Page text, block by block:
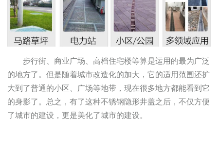
步行街、商业广场、高档住宅楼等算是运用的最为广泛
的地方了。但是随着城市改造化的加大，它的适用范围还扩
大到了普通的小区、广场等地带，现在很多地方都能看到它
的身影了。总之，有了这种不锈钢隐形井盖之后，不仅方便
了城市的建设，更是美化了城市的建设。